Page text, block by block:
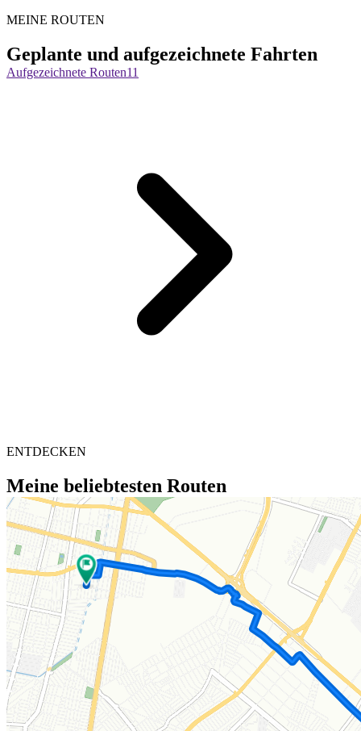
MEINE ROUTEN
Geplante und aufgezeichnete Fahrten
Aufgezeichnete Routen11
ENTDECKEN
Meine beliebtesten Routen